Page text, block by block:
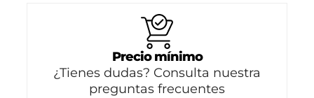
Precio mínimo
¿Tienes dudas? Consulta nuestra
preguntas frecuentes